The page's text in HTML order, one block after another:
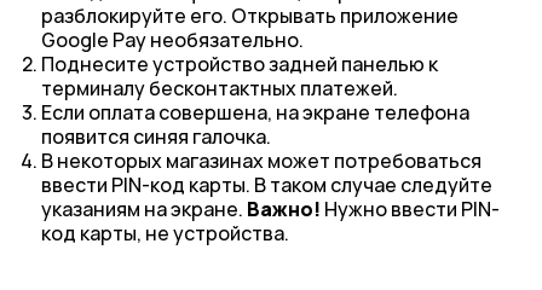
разблокируйте его. Открывать приложение
Google Pay необязательно.
Поднесите устройство задней панелью к
терминалу бесконтактных платежей.
Если оплата совершена, на экране телефона
появится синяя галочка.
В некоторых магазинах может потребоваться
ввести PIN-код карты. В таком случае следуйте
указаниям на экране. Важно! Нужно ввести PIN-
код карты, не устройства.